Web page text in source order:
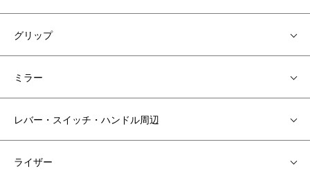
グリップ
ミラー
レバー・スイッチ・ハンドル周辺
ライザー